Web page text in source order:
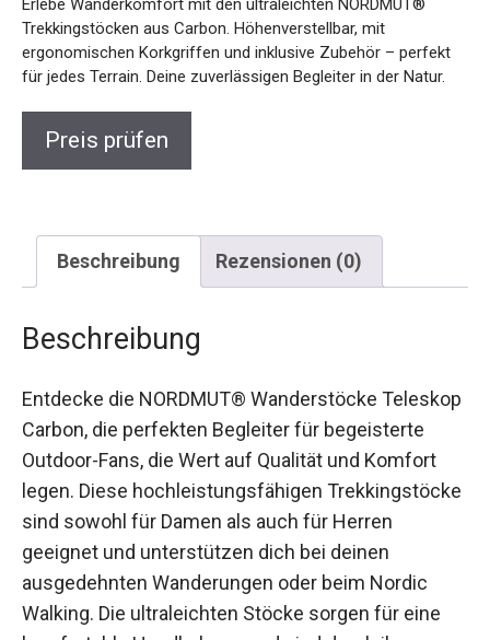
Trekkingstöcken aus Carbon. Höhenverstellbar, mit
ergonomischen Korkgriffen und inklusive Zubehör – perfekt
für jedes Terrain. Deine zuverlässigen Begleiter in der Natur.
Beschreibung Rezensionen (0)
Beschreibung
Teleskop Carbon, die perfekten Begleiter für
begeisterte Outdoor-Fans, die Wert auf Qualität
und Komfort legen. Diese hochleistungsfähigen
Trekkingstöcke sind sowohl für Damen als auch
für Herren geeignet und unterstützen dich bei
deinen ausgedehnten Wanderungen oder beim
Nordic Walking. Die ultraleichten Stöcke sorgen
für eine komfortable Handhabung und sind durch